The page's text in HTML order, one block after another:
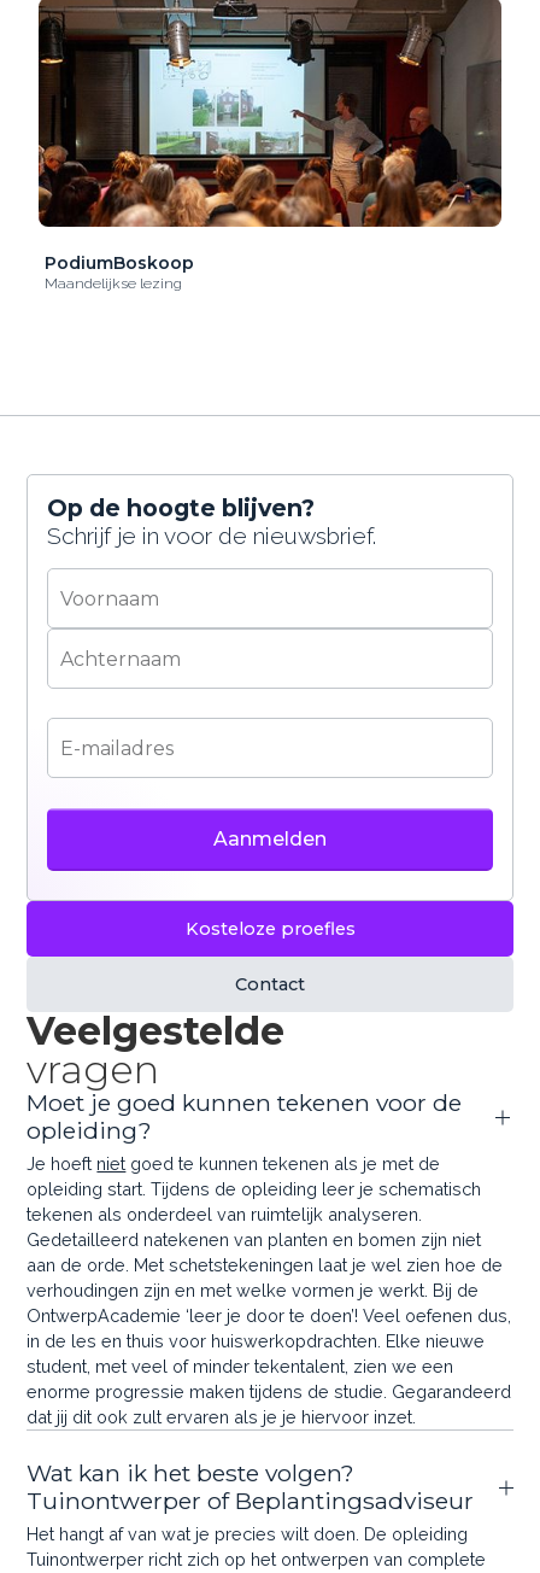
PodiumBoskoop
Maandelijkse lezing
gebruik van de website te analyseren en om
bepaalde content goed te laten werken. Je kunt
zelf kiezen of je hiermee akkoord gaat. Meer
informatie vind je in onsprivacybeleid
Accepteren
Op de hoogte blijven?
Schrijf je in voor de nieuwsbrief.
Kosteloze proefles
Contact
Veelgestelde
vragen
Moet je goed kunnen tekenen voor de
opleiding?
Je hoeft niet goed te kunnen tekenen als je met de
opleiding start. Tijdens de opleiding leer je schematisch
tekenen als onderdeel van ruimtelijk analyseren.
Gedetailleerd natekenen van planten en bomen zijn niet
aan de orde. Met schetstekeningen laat je wel zien hoe de
verhoudingen zijn en met welke vormen je werkt. Bij de
OntwerpAcademie ‘leer je door te doen’! Veel oefenen dus,
in de les en thuis voor huiswerkopdrachten. Elke nieuwe
student, met veel of minder tekentalent, zien we een
enorme progressie maken tijdens de studie. Gegarandeerd
dat jij dit ook zult ervaren als je je hiervoor inzet.
Wat kan ik het beste volgen?
Tuinontwerper of Beplantingsadviseur
Het hangt af van wat je precies wilt doen. De opleiding
Tuinontwerper richt zich op het ontwerpen van complete